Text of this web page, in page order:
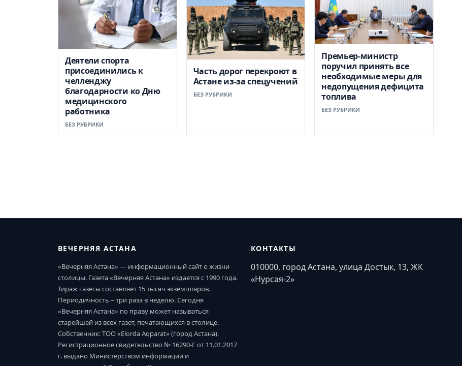
Деятели спорта
присоединились к
челленджу
благодарности ко Дню
медицинского
работника
БЕЗ РУБРИКИ
Часть дорог перекроют в
Астане из-за спецучений
БЕЗ РУБРИКИ
Премьер-министр
поручил принять все
необходимые меры для
недопущения дефицита
топлива
БЕЗ РУБРИКИ
ВЕЧЕРНЯЯ АСТАНА
«Вечерняя Астана» — информационный сайт о жизни
столицы. Газета «Вечерняя Астана» издается с 1990 года.
Тираж газеты составляет 15 тысяч экземпляров.
Периодичность – три раза в неделю. Сегодня
«Вечерняя Астана» по праву может называться
старейшей из всех газет, печатающихся в столице.
Собственник: ТОО «Elorda Aqparat» (город Астана).
Регистрационное свидетельство № 16290-Г от 11.01.2017
г. выдано Министерством информации и
КОНТАКТЫ
010000, город Астана, улица Достык, 13, ЖК
«Нурсая-2»